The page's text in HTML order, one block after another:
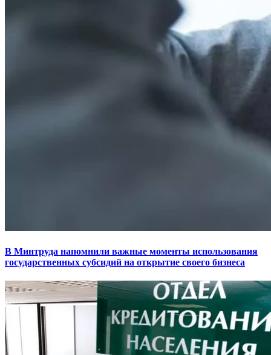
В Минтруда напомнили важные моменты использования
государственных субсидий на открытие своего бизнеса